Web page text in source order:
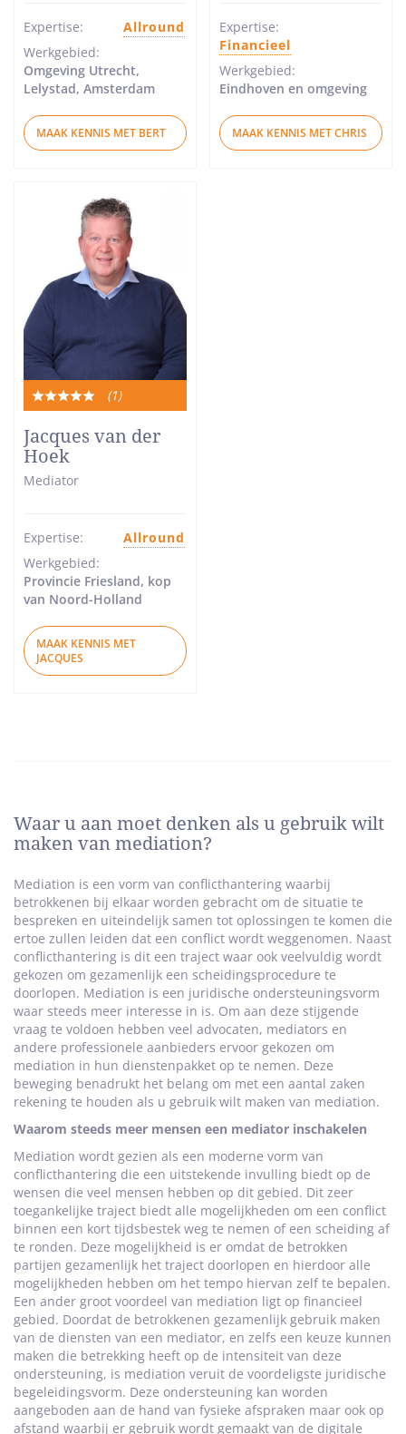
Expertise:
Allround
Werkgebied:
Omgeving Utrecht,
Lelystad, Amsterdam
MAAK KENNIS MET BERT
Expertise:
Financieel
Werkgebied:
Eindhoven en omgeving
MAAK KENNIS MET CHRIS
(1)
Totale
5
van
5
Jacques van der
Hoek
Mediator
Expertise:
Allround
Werkgebied:
Provincie Friesland, kop
van Noord-Holland
MAAK KENNIS MET
JACQUES
Waar u aan moet denken als u gebruik wilt
maken van mediation?
Mediation is een vorm van conflicthantering waarbij
betrokkenen bij elkaar worden gebracht om de situatie te
bespreken en uiteindelijk samen tot oplossingen te komen die
ertoe zullen leiden dat een conflict wordt weggenomen. Naast
conflicthantering is dit een traject waar ook veelvuldig wordt
gekozen om gezamenlijk een scheidingsprocedure te
doorlopen. Mediation is een juridische ondersteuningsvorm
waar steeds meer interesse in is. Om aan deze stijgende
vraag te voldoen hebben veel advocaten, mediators en
andere professionele aanbieders ervoor gekozen om
mediation in hun dienstenpakket op te nemen. Deze
beweging benadrukt het belang om met een aantal zaken
rekening te houden als u gebruik wilt maken van mediation.
Waarom steeds meer mensen een mediator inschakelen
Mediation wordt gezien als een moderne vorm van
conflicthantering die een uitstekende invulling biedt op de
wensen die veel mensen hebben op dit gebied. Dit zeer
toegankelijke traject biedt alle mogelijkheden om een conflict
binnen een kort tijdsbestek weg te nemen of een scheiding af
te ronden. Deze mogelijkheid is er omdat de betrokken
partijen gezamenlijk het traject doorlopen en hierdoor alle
mogelijkheden hebben om het tempo hiervan zelf te bepalen.
Een ander groot voordeel van mediation ligt op financieel
gebied. Doordat de betrokkenen gezamenlijk gebruik maken
van de diensten van een mediator, en zelfs een keuze kunnen
maken die betrekking heeft op de intensiteit van deze
ondersteuning, is mediation veruit de voordeligste juridische
begeleidingsvorm. Deze ondersteuning kan worden
aangeboden aan de hand van fysieke afspraken maar ook op
afstand waarbij er gebruik wordt gemaakt van de digitale